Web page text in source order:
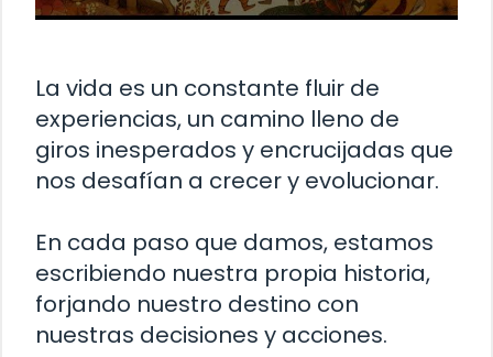
La vida es un constante fluir de
experiencias, un camino lleno de
giros inesperados y encrucijadas que
nos desafían a crecer y evolucionar.
En cada paso que damos, estamos
escribiendo nuestra propia historia,
forjando nuestro destino con
nuestras decisiones y acciones.